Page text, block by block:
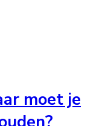
moet je